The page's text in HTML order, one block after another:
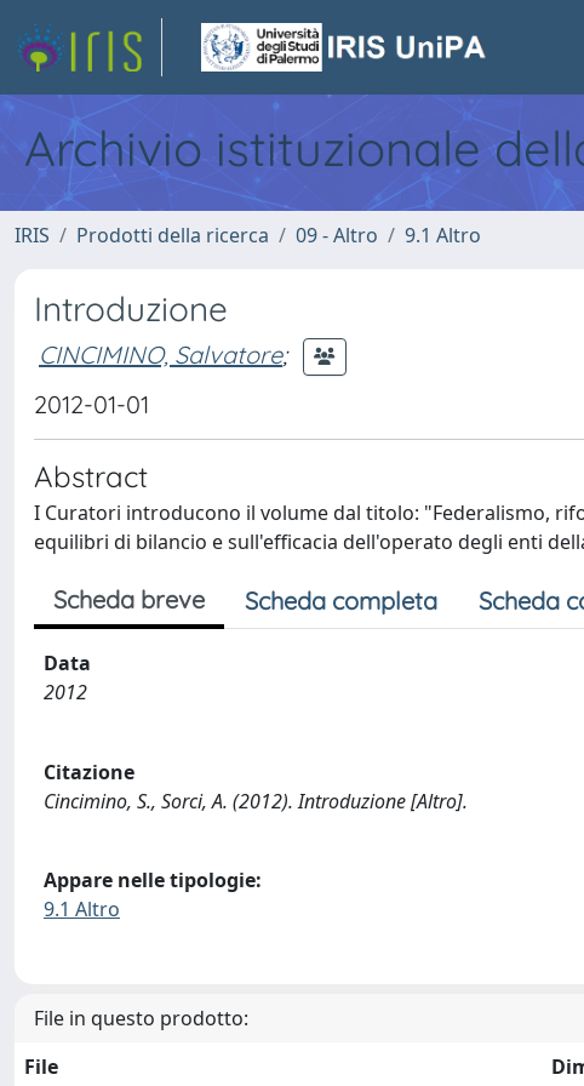
Archivio istituzionale
IRIS Prodotti della ricerca 09 - Altro 9.1 Altro
Introduzione
CINCIMINO, Salvatore;
2012-01-01
Abstract
I Curatori introducono il volume dal titolo: "Federalismo,
equilibri di bilancio e sull'efficacia dell'operato degli enti
Scheda breve Scheda completa Scheda
Data
2012
Citazione
Cincimino, S., Sorci, A. (2012). Introduzione [Altro].
Appare nelle tipologie:
9.1 Altro
File in questo prodotto:
File